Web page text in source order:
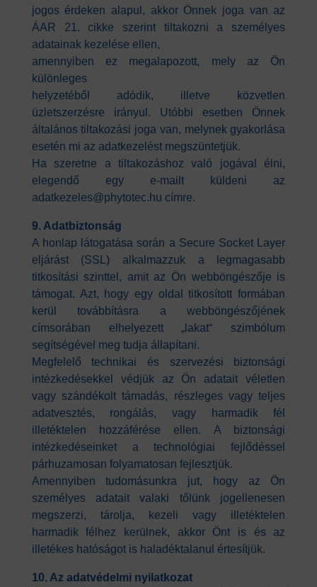
jogos érdeken alapul, akkor Önnek joga van az
ÁAR 21. cikke szerint tiltakozni a személyes
adatainak kezelése ellen,
amennyiben ez megalapozott, mely az Ön
különleges
helyzetéből adódik, illetve közvetlen
üzletszerzésre irányul. Utóbbi esetben Önnek
általános tiltakozási joga van, melynek gyakorlása
esetén mi az adatkezelést megszüntetjük.
Ha szeretne a tiltakozáshoz való jogával élni,
elegendő egy e-mailt küldeni az
adatkezeles@phytotec.hu címre.
9. Adatbiztonság
A honlap látogatása során a Secure Socket Layer
eljárást (SSL) alkalmazzuk a legmagasabb
titkosítási szinttel, amit az Ön webböngészője is
támogat. Azt, hogy egy oldal titkosított formában
kerül továbbításra a webböngészőjének
címsorában elhelyezett „lakat“ szimbólum
segítségével meg tudja állapítani.
Megfelelő technikai és szervezési biztonsági
intézkedésekkel védjük az Ön adatait véletlen
vagy szándékolt támadás, részleges vagy teljes
adatvesztés, rongálás, vagy harmadik fél
illetéktelen hozzáférése ellen. A biztonsági
intézkedéseinket a technológiai fejlődéssel
párhuzamosan folyamatosan fejlesztjük.
Amennyiben tudomásunkra jut, hogy az Ön
személyes adatait valaki tőlünk jogellenesen
megszerzi, tárolja, kezeli vagy illetéktelen
harmadik félhez kerülnek, akkor Önt is és az
illetékes hatóságot is haladéktalanul értesítjük.
10. Az adatvédelmi nyilatkozat